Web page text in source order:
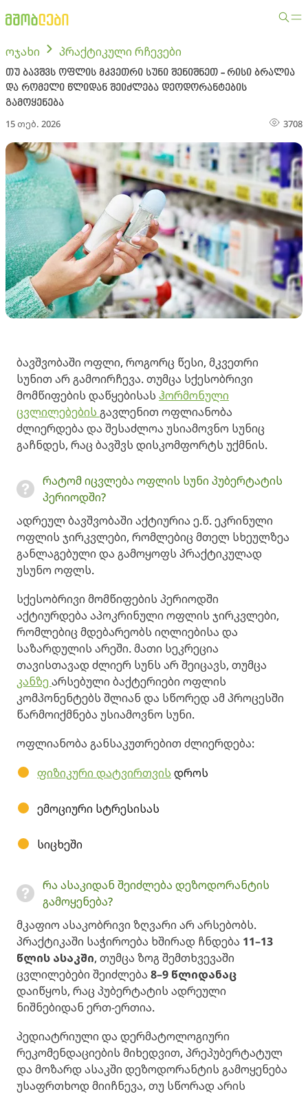
ოჯახი პრაქტიკული რჩევები
თუ ბავშვს ოფლის მკვეთრი სუნი შენიშნეთ - რისი ბრალია
და რომელი წლიდან შეიძლება დეოდორანტების
გამოყენება
15 თებ. 2026 3708
ბავშვობაში ოფლი, როგორც წესი, მკვეთრი
სუნით არ გამოირჩევა. თუმცა სქესობრივი
მომწიფების დაწყებისას ჰორმონული
ცვლილებების გავლენით ოფლიანობა
ძლიერდება და შესაძლოა უსიამოვნო სუნიც
გაჩნდეს, რაც ბავშვს დისკომფორტს უქმნის.
რატომ იცვლება ოფლის სუნი პუბერტატის
პერიოდში?
ადრეულ ბავშვობაში აქტიურია ე.წ. ეკრინული
ოფლის ჯირკვლები, რომლებიც მთელ სხეულზეა
განლაგებული და გამოყოფს პრაქტიკულად
უსუნო ოფლს.
სქესობრივი მომწიფების პერიოდში
აქტიურდება აპოკრინული ოფლის ჯირკვლები,
რომლებიც მდებარეობს იღლიებისა და
საზარდულის არეში. მათი სეკრეცია
თავისთავად ძლიერ სუნს არ შეიცავს, თუმცა
კანზეარსებული ბაქტერიები ოფლის
კომპონენტებს შლიან და სწორედ ამ პროცესში
წარმოიქმნება უსიამოვნო სუნი.
ოფლიანობა განსაკუთრებით ძლიერდება:
ფიზიკური დატვირთვის დროს
ემოციური სტრესისას
სიცხეში
რა ასაკიდან შეიძლება დეზოდორანტის
გამოყენება?
მკაფიო ასაკობრივი ზღვარი არ არსებობს.
პრაქტიკაში საჭიროება ხშირად ჩნდება 11–13
წლის ასაკში, თუმცა ზოგ შემთხვევაში
ცვლილებები შეიძლება 8–9 წლიდანაც
დაიწყოს, რაც პუბერტატის ადრეული
ნიშნებიდან ერთ-ერთია.
პედიატრიული და დერმატოლოგიური
რეკომენდაციების მიხედვით, პრეპუბერტატულ
და მოზარდ ასაკში დეზოდორანტის გამოყენება
უსაფრთხოდ მიიჩნევა, თუ სწორად არის